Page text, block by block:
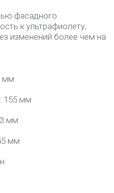
фасадного
к ультрафиолету,
изменений более чем на
мм
155 мм
мм
мм